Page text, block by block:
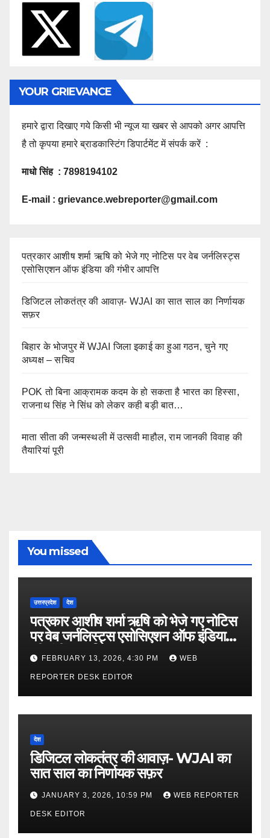
YOUR GRIEVANCE
हमारे द्वारा दिखाए गये किसी भी न्यूज या खबर से आपको अगर आपत्ति
है तो कृपया हमारे ब्राडकास्टिंग डिपार्टमेंट में संपर्क करें :
माधो सिंह : 7898194102
E-mail : grievance.webreporter@gmail.com
पत्रकार आशीष शर्मा ऋषि को भेजे गए नोटिस पर वेब जर्नलिस्ट्स
एसोसिएशन ऑफ इंडिया की गंभीर आपत्ति
डिजिटल लोकतंत्र की आवाज़- WJAI का सात साल का निर्णायक
सफ़र
बिहार के भोजपुर में WJAI जिला इकाई का हुआ गठन, चुने गए
अध्यक्ष – सचिव
POK तो बिना आक्रामक कदम के हो सकता है भारत का हिस्सा,
राजनाथ सिंह ने सिंध को लेकर कही बड़ी बात…
माता सीता की जन्मस्थली में उत्सवी माहौल, राम जानकी विवाह की
तैयारियां पूरी
You missed
उत्तरप्रदेश देश
पत्रकार आशीष शर्मा ऋषि को भेजे गए नोटिस
पर वेब जर्नलिस्ट्स एसोसिएशन ऑफ इंडिया
की गंभीर आपत्ति
FEBRUARY 13, 2026, 4:30 PM WEB
REPORTER DESK EDITOR
देश
डिजिटल लोकतंत्र की आवाज़- WJAI का
सात साल का निर्णायक सफ़र
JANUARY 3, 2026, 10:59 PM WEB REPORTER
DESK EDITOR